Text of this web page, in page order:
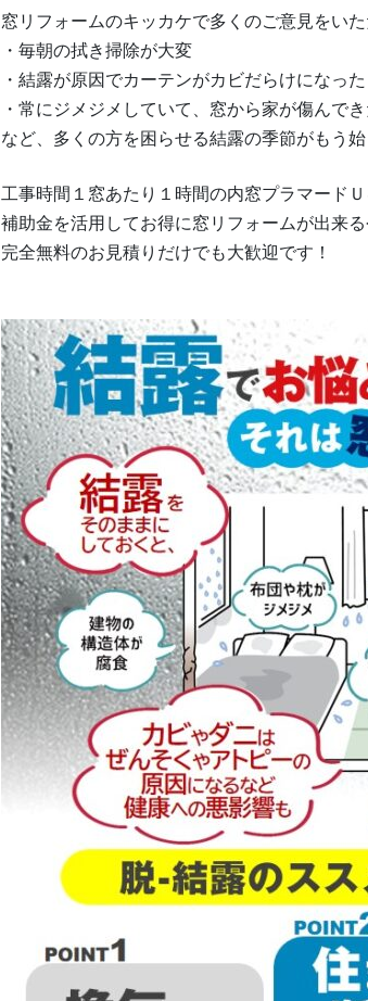
窓リフォームのキッカケで多くのご意見をいた
・毎朝の拭き掃除が大変
・結露が原因でカーテンがカビだらけになった
・常にジメジメしていて、窓から家が傷んでき
など、多くの方を困らせる結露の季節がもう始
工事時間１窓あたり１時間の内窓プラマード
補助金を活用してお得に窓リフォームが出来
完全無料のお見積りだけでも大歓迎です！